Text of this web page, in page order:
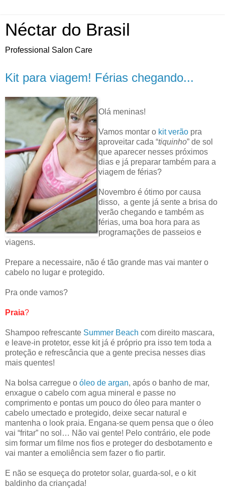
Néctar do Brasil
Professional Salon Care
Kit para viagem! Férias chegando...
Olá meninas!
Vamos montar o kit verão pra
aproveitar cada “tiquinho” de sol
que aparecer nesses próximos
dias e já preparar também para a
viagem de férias?
Novembro é ótimo por causa
disso, a gente já sente a brisa do
verão chegando e também as
férias, uma boa hora para as
programações de passeios e
viagens.
Prepare a necessaire, não é tão grande mas vai manter o
cabelo no lugar e protegido.
Pra onde vamos?
Praia?
Shampoo refrescante Summer Beach com direito mascara,
e leave-in protetor, esse kit já é próprio pra isso tem toda a
proteção e refrescância que a gente precisa nesses dias
mais quentes!
Na bolsa carregue o óleo de argan, após o banho de mar,
enxague o cabelo com agua mineral e passe no
comprimento e pontas um pouco do óleo para manter o
cabelo umectado e protegido, deixe secar natural e
mantenha o look praia. Engana-se quem pensa que o óleo
vai “fritar” no sol… Não vai gente! Pelo contrário, ele pode
sim formar um filme nos fios e proteger do desbotamento e
vai manter a emoliência sem fazer o fio partir.
E não se esqueça do protetor solar, guarda-sol, e o kit
baldinho da criançada!